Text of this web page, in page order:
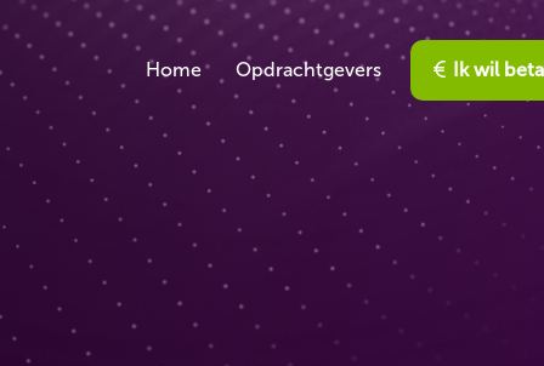
Home Opdrachtgevers Ik wil